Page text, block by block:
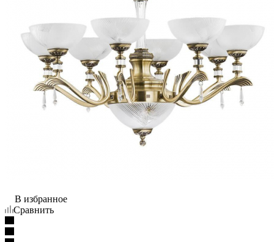
В избранное
Сравнить